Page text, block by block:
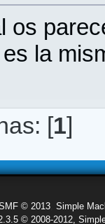
os
la
[1]
© 2013 Simple
© 2008-2012,